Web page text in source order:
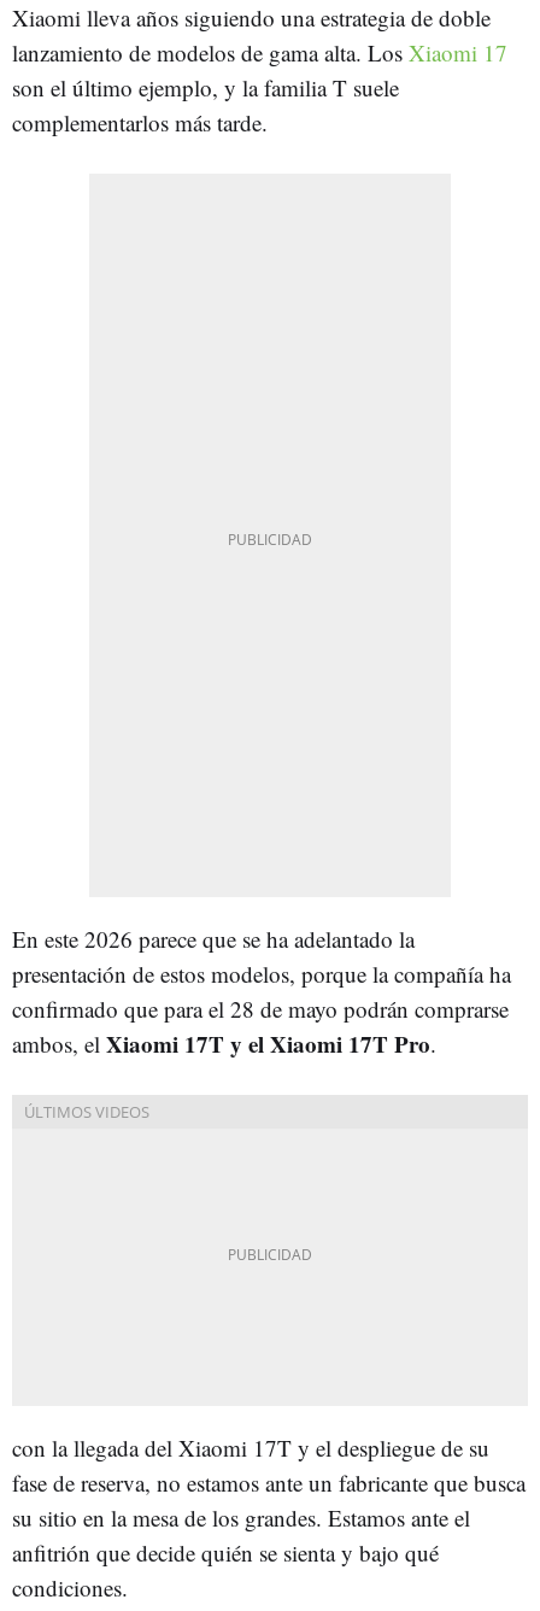
Xiaomi lleva años siguiendo una estrategia de doble
lanzamiento de modelos de gama alta. Los Xiaomi 17
son el último ejemplo, y la familia T suele
complementarlos más tarde.
En este 2026 parece que se ha adelantado la
presentación de estos modelos, porque la compañía ha
confirmado que para el 28 de mayo podrán comprarse
ambos, el Xiaomi 17T y el Xiaomi 17T Pro.
con la llegada del Xiaomi 17T y el despliegue de su
fase de reserva, no estamos ante un fabricante que busca
su sitio en la mesa de los grandes. Estamos ante el
anfitrión que decide quién se sienta y bajo qué
condiciones.